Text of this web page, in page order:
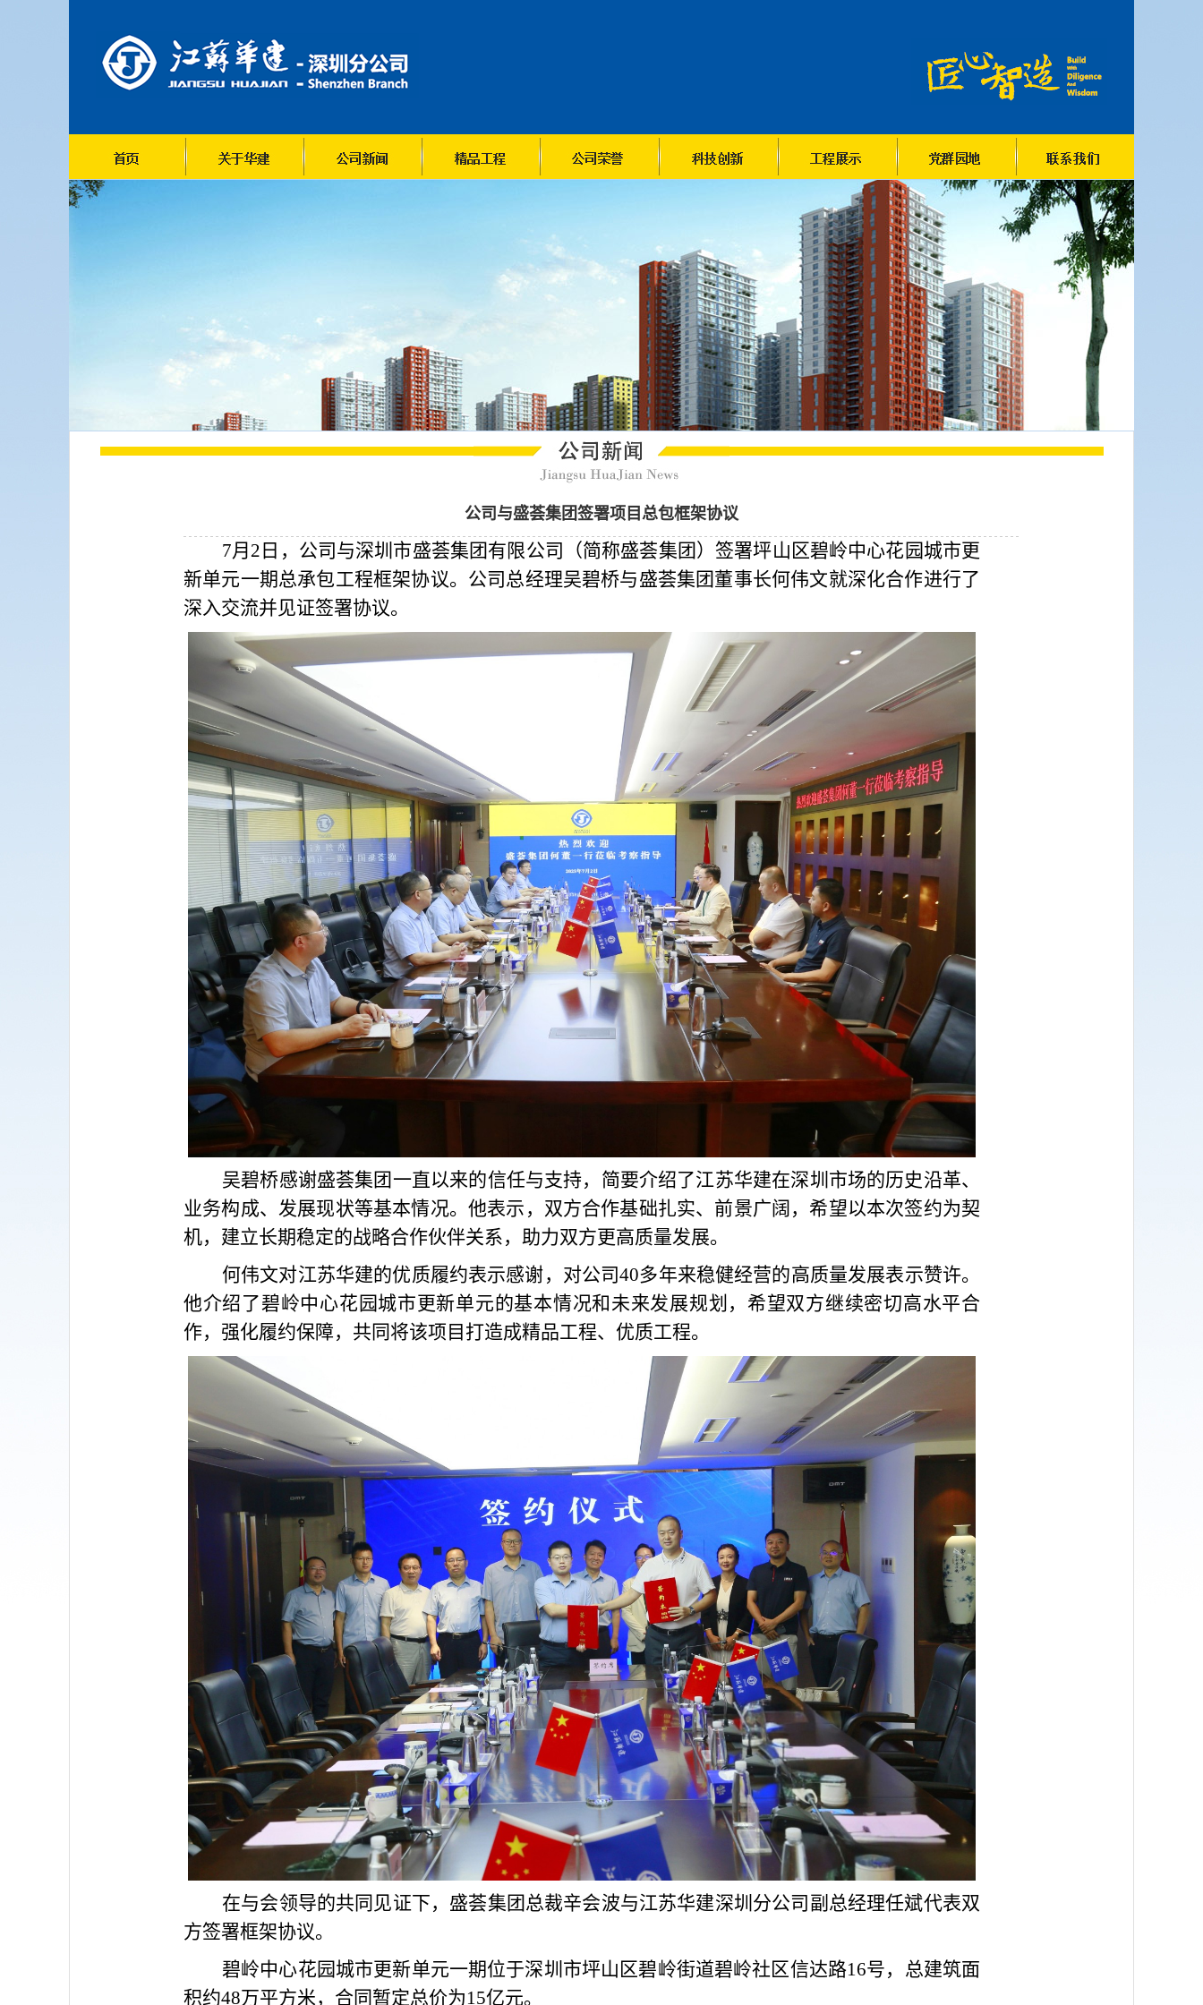
公司与盛荟集团签署项目总包框架协议
7月2日，公司与深圳市盛荟集团有限公司（简称盛荟集团）签署坪山区碧岭中心花园城市更
新单元一期总承包工程框架协议。公司总经理吴碧桥与盛荟集团董事长何伟文就深化合作进行了
深入交流并见证签署协议。
吴碧桥感谢盛荟集团一直以来的信任与支持，简要介绍了江苏华建在深圳市场的历史沿革、
业务构成、发展现状等基本情况。他表示，双方合作基础扎实、前景广阔，希望以本次签约为契
机，建立长期稳定的战略合作伙伴关系，助力双方更高质量发展。
何伟文对江苏华建的优质履约表示感谢，对公司40多年来稳健经营的高质量发展表示赞许。
他介绍了碧岭中心花园城市更新单元的基本情况和未来发展规划，希望双方继续密切高水平合
作，强化履约保障，共同将该项目打造成精品工程、优质工程。
在与会领导的共同见证下，盛荟集团总裁辛会波与江苏华建深圳分公司副总经理任斌代表双
方签署框架协议。
碧岭中心花园城市更新单元一期位于深圳市坪山区碧岭街道碧岭社区信达路16号，总建筑面
积约48万平方米，合同暂定总价为15亿元。